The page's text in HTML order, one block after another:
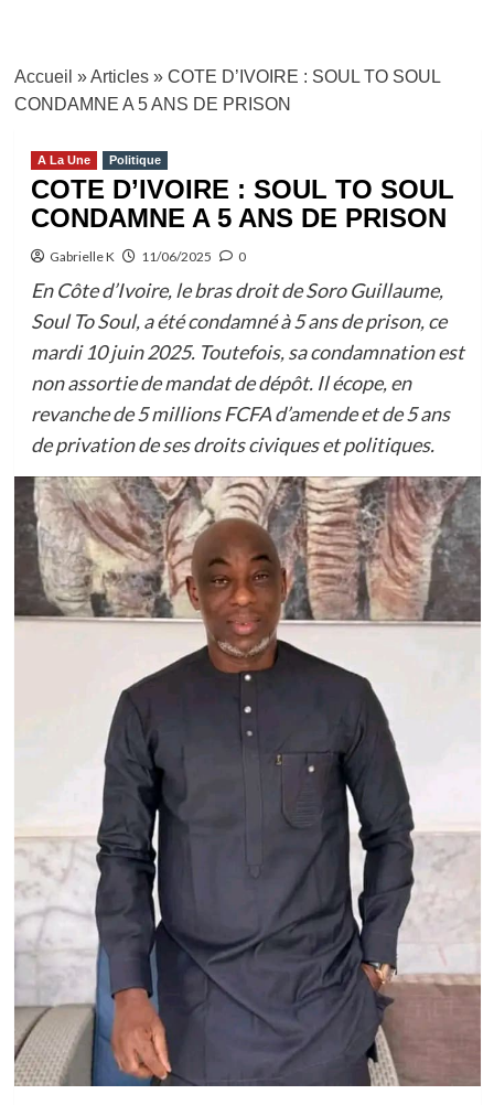
Accueil »Articles» COTE D’IVOIRE : SOUL TO SOUL
CONDAMNE A 5 ANS DE PRISON
A La Une Politique
COTE D’IVOIRE : SOUL TO SOUL
CONDAMNE A 5 ANS DE PRISON
Gabrielle K 11/06/2025 0
En Côte d’Ivoire, le bras droit de Soro Guillaume,
Soul To Soul, a été condamné à 5 ans de prison, ce
mardi 10 juin 2025. Toutefois, sa condamnation est
non assortie de mandat de dépôt. Il écope, en
revanche de 5 millions FCFA d’amende et de 5 ans
de privation de ses droits civiques et politiques.